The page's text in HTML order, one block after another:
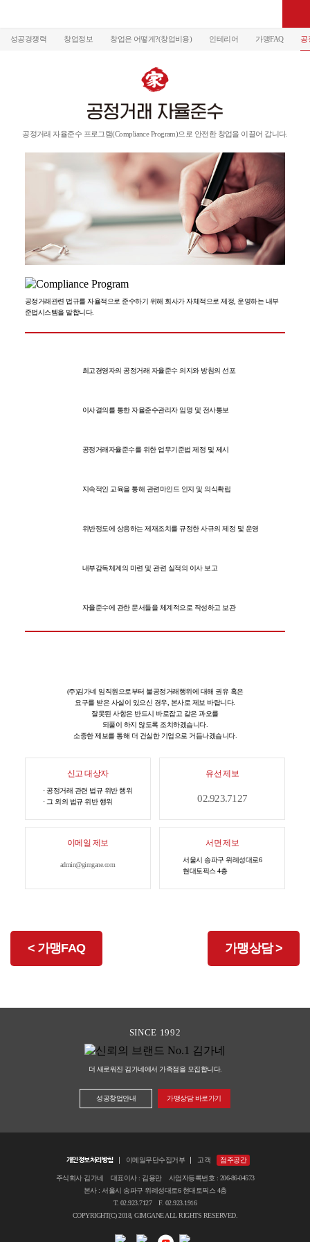
성공경쟁력 창업정보 창업은 어떻게?(창업비용) 인테리어 가맹FAQ 공
공정거래 자율준수 프로그램(Compliance Program)으로 안전한 창업을 이끌어 갑니다.
공정거래관련 법규를 자율적으로 준수하기 위해 회사가 자체적으로 제정, 운영하는 내부
준법시스템을 말합니다.
최고경영자의 공정거래 자율준수 의지와 방침의 선포
이사결의를 통한 자율준수관리자 임명 및 전사통보
공정거래자율준수를 위한 업무기준법 제정 및 제시
지속적인 교육을 통해 관련마인드 인지 및 의식확립
위반정도에 상응하는 제재조치를 규정한 사규의 제정 및 운영
내부감독체계의 마련 및 관련 실적의 이사 보고
자율준수에 관한 문서들을 체계적으로 작성하고 보관
(주)김가네 임직원으로부터 불공정거래행위에 대해 권유 혹은
요구를 받은 사실이 있으신 경우, 본사로 제보 바랍니다.
잘못된 사항은 반드시 바로잡고 같은 과오를
되풀이 하지 않도록 조치하겠습니다.
소중한 제보를 통해 더 건실한 기업으로 거듭나겠습니다.
신고 대상자
· 공정거래 관련 법규 위반 행위
· 그 외의 법규 위반 행위
유선 제보
02.923.7127
이메일 제보
admin@gimgane.com
서면 제보
서울시 송파구 위례성대로6
현대토픽스 4층
< 가맹FAQ 가맹상담>
SINCE 1992
더 새로워진 김가네에서 가족점을 모집합니다.
성공창업안내 가맹상담 바로가기
개인정보처리방침 이메일무단수집거부 고객 점주공간
주식회사 김가네 대표이사 : 김용만 사업자등록번호 : 206-86-04573
본사 : 서울시 송파구 위례성대로6 현대토픽스 4층
T. 02.923.7127 F. 02.923.1916
COPYRIGHT(C) 2018, GIMGANE ALL RIGHTS RESERVED.